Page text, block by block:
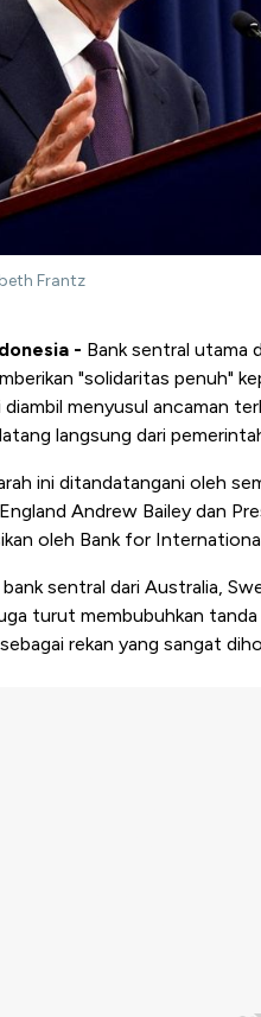
Frantz
- Bank sentral utama
"solidaritas penuh"
diambil menyusul ancaman
langsung dari
ini ditandatangani oleh
Andrew Bailey dan
oleh Bank for
sentral dari Australia,
turut membubuhkan
rekan yang sangat